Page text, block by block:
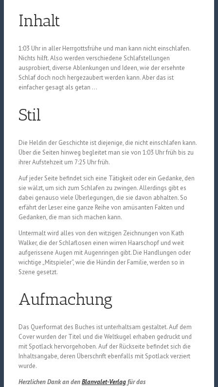
Inhalt
1:03 Uhr in aller Herrgottsfrühe und man kann nicht einschlafen.
Nichts hilft. Also werden verschiedene Schlafstellungen
ausprobiert, diverse Ablenkungen und Ideen, wie der ersehnte
Schlaf doch noch hergezaubert werden kann. Aber das ist
einfacher gesagt als getan …
Stil
Die Heldin der Geschichte ist diejenige, die nicht einschlafen kann.
Über die Seiten hinweg begleitet man sie von 1:03 Uhr früh bis zu
ihrer Aufstehzeit um 7:25 Uhr früh.
Auf jeder Seite befindet sich eine Tätigkeit oder ein Gedanke, den
sie wälzt, um sich zum Schlafen zu zwingen. Allerdings gibt es
dabei genauso viele Überlegungen, die sie davon abhalten. So
erfährt der Leser eine ganze Reihe von amüsanten Fakten und
Gedanken, die man sich machen kann.
Untermalt wird alles von den witzigen Zeichnungen von Kath
Walker, die der Schlaflosen einen wirren Haarschopf und weit
aufgerissene Augen mit Augenringen gibt. Die Handlungen oder
wichtige „Mitspieler“, wie die Hündin der Familie, werden so in
Szene gesetzt.
Aufmachung
Das Querformat des Buches ist unterhaltsam gestaltet. Auf dem
Cover wurden der Titel und die Weltkugel erhaben gedruckt und
mit Spotlack hervorgehoben. Auf der Rückseite befindet sich die
Inhaltsangabe, deren Überschrift ebenfalls mit Spotlack verziert
wurde.
Herzlichen Dank an denBlanvalet-Verlagfür das